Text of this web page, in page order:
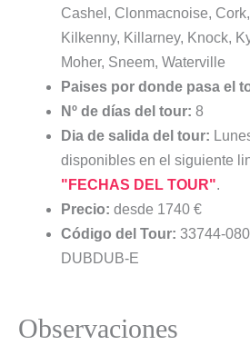
Cashel, Clonmacnoise,
Kilkenny, Killarney, Knock,
Moher, Sneem, Waterville
Paises por donde pasa el
Nº de días del tour: 8
Dia de salida del tour:
disponibles en el siguiente
"FECHAS DEL TOUR".
Precio: desde 1740 €
Código del Tour: 33744-
DUBDUB-E
Observaciones